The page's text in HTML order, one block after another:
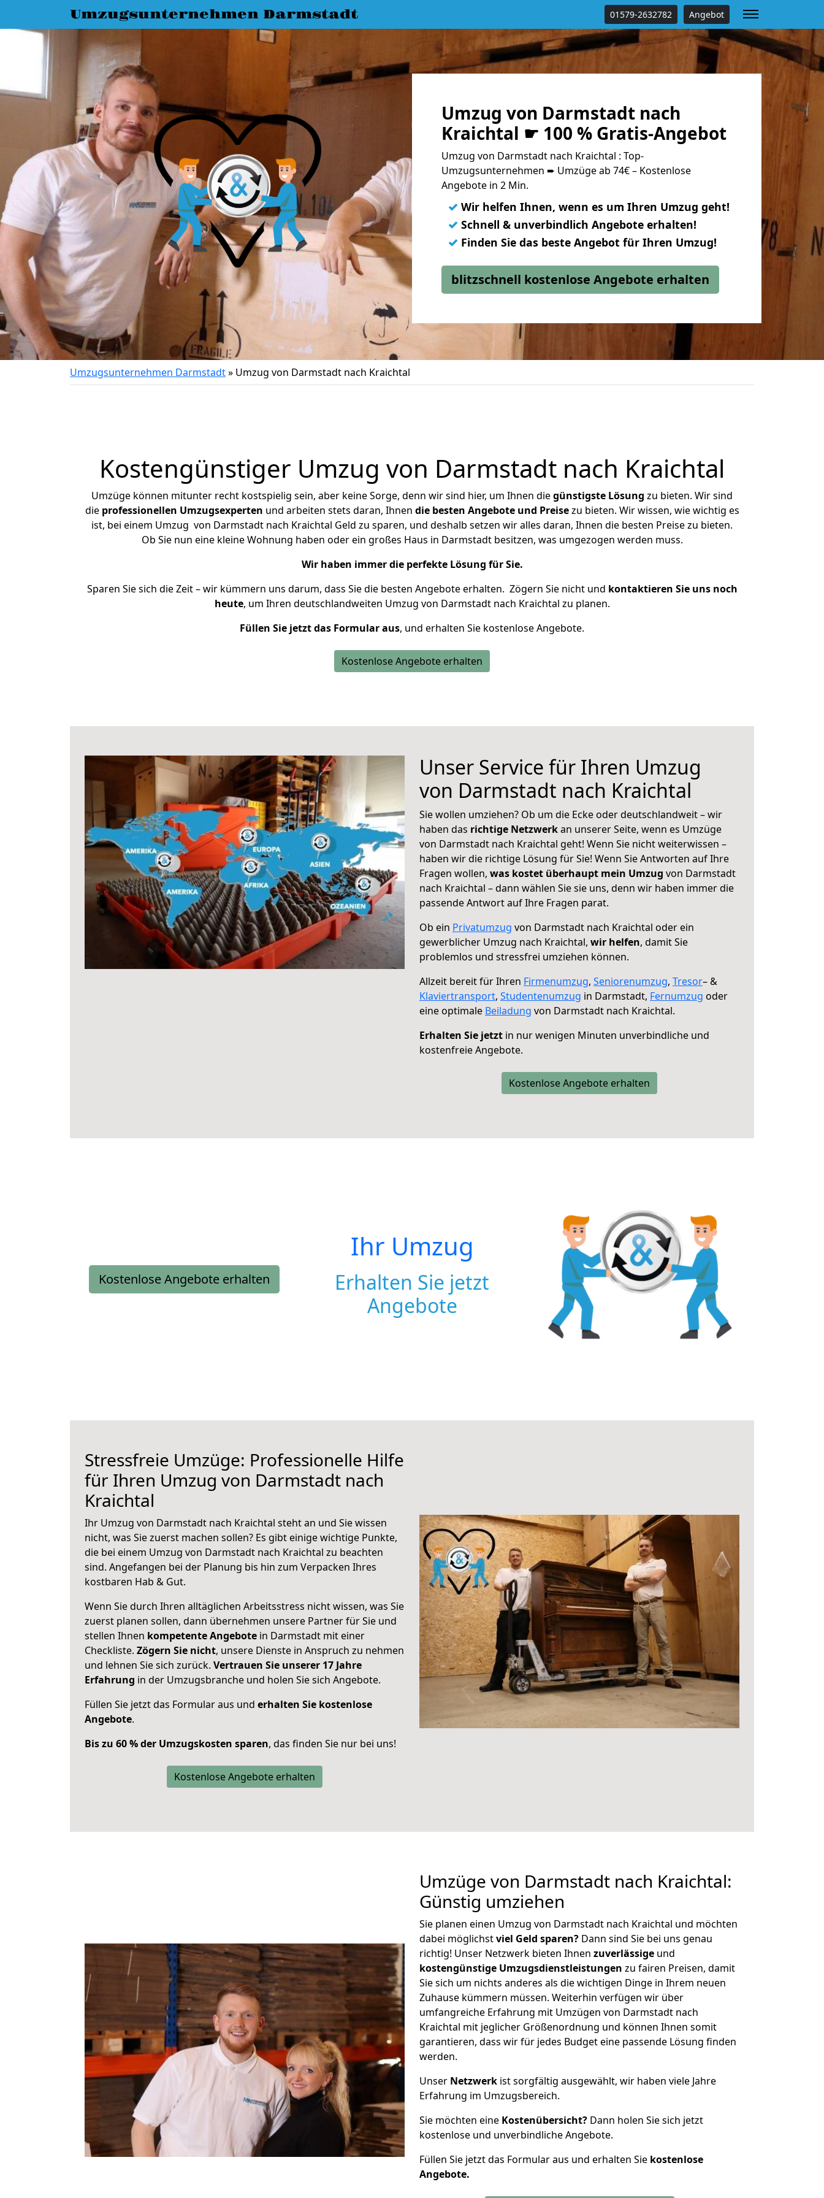
Umzugsunternehmen Darmstadt 01579-2632782 Angebot
Umzug von Darmstadt nach
Kraichtal ☛ 100 % Gratis-Angebot
Umzug von Darmstadt nach Kraichtal : Top-
Umzugsunternehmen ➨ Umzüge ab 74€ – Kostenlose
Angebote in 2 Min.
✓ Wir helfen Ihnen, wenn es um Ihren Umzug geht!
✓ Schnell & unverbindlich Angebote erhalten!
✓ Finden Sie das beste Angebot für Ihren Umzug!
blitzschnell kostenlose Angebote erhalten
Umzugsunternehmen Darmstadt» Umzug von Darmstadt nach Kraichtal
Kostengünstiger Umzug von Darmstadt nach Kraichtal
Umzüge können mitunter recht kostspielig sein, aber keine Sorge, denn wir sind hier, um Ihnen diegünstigste Lösung zu bieten. Wir sind
die professionellen Umzugsexperten und arbeiten stets daran, Ihnen die besten Angebote und Preisezu bieten. Wir wissen, wie wichtig es
ist, bei einem Umzug von Darmstadt nach Kraichtal Geld zu sparen, und deshalb setzen wir alles daran, Ihnen die besten Preise zu bieten.
Ob Sie nun eine kleine Wohnung haben oder ein großes Haus in Darmstadt besitzen, was umgezogen werden muss.
Wir haben immer die perfekte Lösung für Sie.
Sparen Sie sich die Zeit – wir kümmern uns darum, dass Sie die besten Angebote erhalten. Zögern Sie nicht und kontaktieren Sie uns noch
heute, um Ihren deutschlandweiten Umzug von Darmstadt nach Kraichtal zu planen.
Füllen Sie jetzt das Formular aus, und erhalten Sie kostenlose Angebote.
Kostenlose Angebote erhalten
Unser Service für Ihren Umzug
von Darmstadt nach Kraichtal
Sie wollen umziehen? Ob um die Ecke oder deutschlandweit – wir
haben das richtige Netzwerkan unserer Seite, wenn es Umzüge
von Darmstadt nach Kraichtal geht! Wenn Sie nicht weiterwissen –
haben wir die richtige Lösung für Sie! Wenn Sie Antworten auf Ihre
Fragen wollen, was kostet überhaupt mein Umzug von Darmstadt
nach Kraichtal – dann wählen Sie sie uns, denn wir haben immer die
passende Antwort auf Ihre Fragen parat.
Ob ein Privatumzug von Darmstadt nach Kraichtal oder ein
gewerblicher Umzug nach Kraichtal, wir helfen, damit Sie
problemlos und stressfrei umziehen können.
Allzeit bereit für Ihren Firmenumzug, Seniorenumzug, Tresor– &
Klaviertransport, Studentenumzug in Darmstadt, Fernumzug oder
eine optimale Beiladung von Darmstadt nach Kraichtal.
Erhalten Sie jetzt in nur wenigen Minuten unverbindliche und
kostenfreie Angebote.
Kostenlose Angebote erhalten
Kostenlose Angebote erhalten
Ihr Umzug
Erhalten Sie jetzt
Angebote
Stressfreie Umzüge: Professionelle Hilfe
für Ihren Umzug von Darmstadt nach
Kraichtal
Ihr Umzug von Darmstadt nach Kraichtal steht an und Sie wissen
nicht, was Sie zuerst machen sollen? Es gibt einige wichtige Punkte,
die bei einem Umzug von Darmstadt nach Kraichtal zu beachten
sind. Angefangen bei der Planung bis hin zum Verpacken Ihres
kostbaren Hab & Gut.
Wenn Sie durch Ihren alltäglichen Arbeitsstress nicht wissen, was Sie
zuerst planen sollen, dann übernehmen unsere Partner für Sie und
stellen Ihnen kompetente Angebote in Darmstadt mit einer
Checkliste. Zögern Sie nicht, unsere Dienste in Anspruch zu nehmen
und lehnen Sie sich zurück. Vertrauen Sie unserer 17 Jahre
Erfahrung in der Umzugsbranche und holen Sie sich Angebote.
Füllen Sie jetzt das Formular aus und erhalten Sie kostenlose
Angebote.
Bis zu 60 % der Umzugskosten sparen, das finden Sie nur bei uns!
Kostenlose Angebote erhalten
Umzüge von Darmstadt nach Kraichtal:
Günstig umziehen
Sie planen einen Umzug von Darmstadt nach Kraichtal und möchten
dabei möglichstviel Geld sparen? Dann sind Sie bei uns genau
richtig! Unser Netzwerk bieten Ihnen zuverlässige und
kostengünstige Umzugsdienstleistungen zu fairen Preisen, damit
Sie sich um nichts anderes als die wichtigen Dinge in Ihrem neuen
Zuhause kümmern müssen. Weiterhin verfügen wir über
umfangreiche Erfahrung mit Umzügen von Darmstadt nach
Kraichtal mit jeglicher Größenordnung und können Ihnen somit
garantieren, dass wir für jedes Budget eine passende Lösung finden
werden.
Unser Netzwerk ist sorgfältig ausgewählt, wir haben viele Jahre
Erfahrung im Umzugsbereich.
Sie möchten eine Kostenübersicht? Dann holen Sie sich jetzt
kostenlose und unverbindliche Angebote.
Füllen Sie jetzt das Formular aus und erhalten Sie kostenlose
Angebote.